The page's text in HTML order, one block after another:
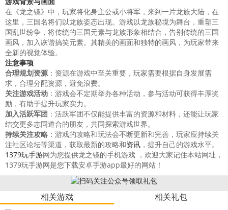
在《龙之镜》中，玩家将化身主公或小将军，来到一片龙族大陆，在
这里，三国名将们以龙族姿态出现。游戏以龙族秘境为舞台，重塑三
国乱世纷争，将传统的三国元素与龙族形象相结合，告别传统的三国
画风，加入诙谐搞笑元素。其精美的画面和独特的画风，为玩家带来
全新的视觉体验。
注意事项
合理规划资源 ：资源在游戏中至关重要，玩家需要根据自身发展需
求，合理分配资源，避免浪费。
关注游戏活动 ：游戏会不定期举办各种活动，参与活动可获得丰厚奖
励，有助于提升玩家实力。
加入活跃军团 ：活跃军团不仅能提供丰富的资源和材料，还能让玩家
结交更多志同道合的朋友，共同探索游戏世界。
持续关注攻略 ：游戏的攻略和玩法会不断更新和完善，玩家应持续关
注社区论坛等渠道，获取最新的攻略和资讯 ，提升自己的游戏水平。
1379玩手游网为您提供龙之镜的手机游戏 ，欢迎大家记住本站网址，
1379玩手游网是您下载安卓手游app最好的网站！
相关游戏 相关礼包